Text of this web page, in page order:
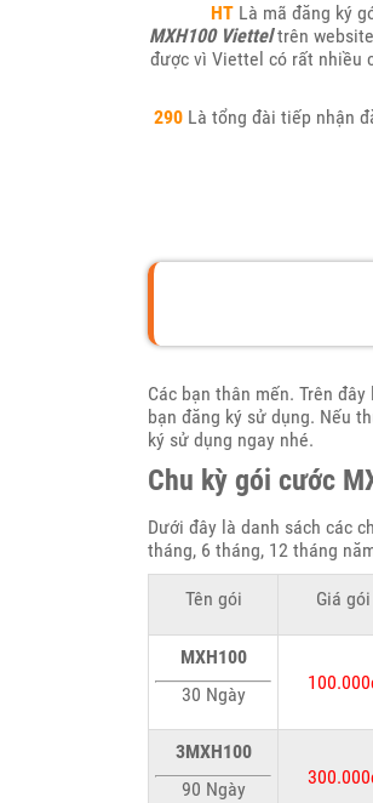
HT Là mã đăng ký
MXH100 Vietteltrên
được vì Viettel có rất nhiều
290 Là tổng đài tiếp nhận
Các bạn thân mến. Trên
bạn đăng ký sử dụng. Nếu
ký sử dụng ngay nhé.
Chu kỳ gói cước
Dưới đây là danh sách các
tháng, 6 tháng, 12 tháng
Tên gói Giá gói
MXH100
30 Ngày
3MXH100
90 Ngày